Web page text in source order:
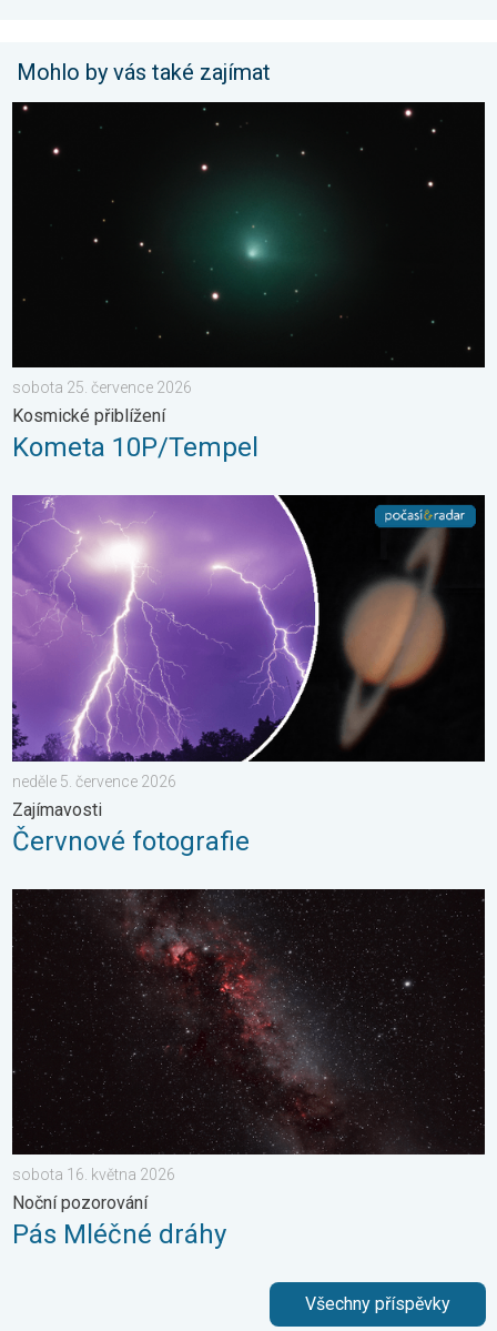
Mohlo by vás také zajímat
Kometa 10P/Tempel. Kosmické přiblížení. . . sobota 25.
sobota 25. července 2026
Kosmické přiblížení
Kometa 10P/Tempel
Červnové fotografie. Zajímavosti. . . neděle 5. července 2026
neděle 5. července 2026
Zajímavosti
Červnové fotografie
Pás Mléčné dráhy. Noční pozorování. . . sobota 16. května
sobota 16. května 2026
Noční pozorování
Pás Mléčné dráhy
Všechny příspěvky